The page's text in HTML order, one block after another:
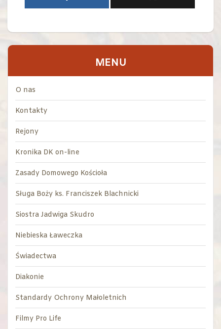
MENU
O nas
Kontakty
Rejony
Kronika DK on-line
Zasady Domowego Kościoła
Sługa Boży ks. Franciszek Blachnicki
Siostra Jadwiga Skudro
Niebieska Ławeczka
Świadectwa
Diakonie
Standardy Ochrony Małoletnich
Filmy Pro Life